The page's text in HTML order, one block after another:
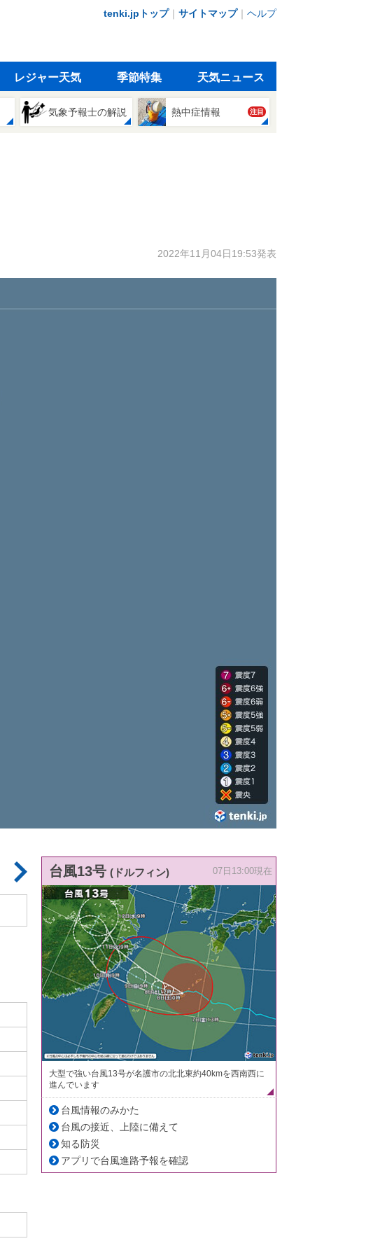
tenki.jpトップ｜ サイトマップ｜ ヘルプ
レジャー天気 季節特集 天気ニュース
気象予報士の解説 熱中症情報 注目
2022年11月04日19:53発表
台風13号 (ドルフィン) 07日13:00現在
大型で強い台風13号が名護市の北北東約40kmを西南西に
進んでいます
台風情報のみかた
台風の接近、上陸に備えて
知る防災
アプリで台風進路予報を確認